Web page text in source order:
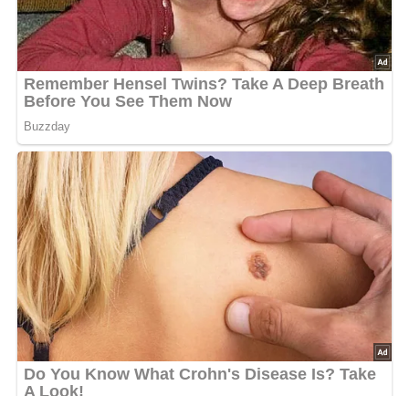
bewerten
5/5(2 Bewertung)